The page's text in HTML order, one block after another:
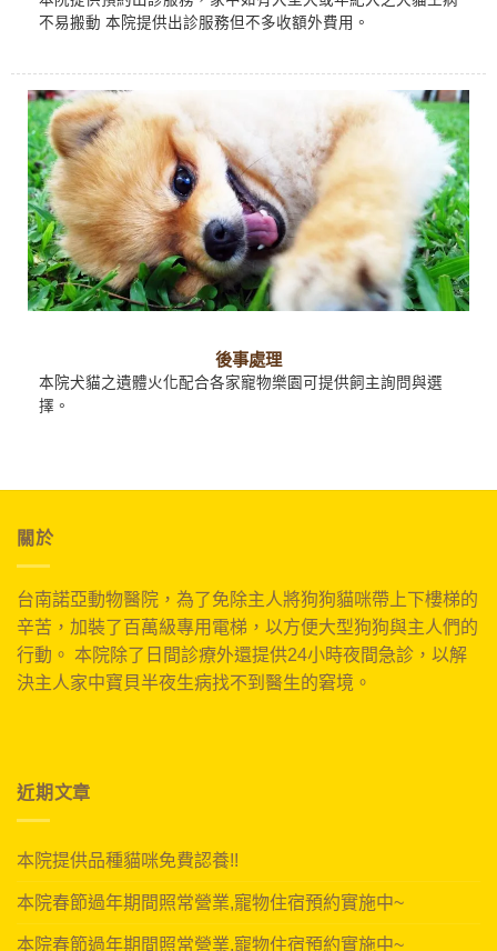
不易搬動 本院提供出診服務但不多收額外費用。
後事處理
本院犬貓之遺體火化配合各家寵物樂園可提供飼主詢問與選
擇。
關於
台南諾亞動物醫院，為了免除主人將狗狗貓咪帶上下樓梯的
辛苦，加裝了百萬級專用電梯，以方便大型狗狗與主人們的
行動。 本院除了日間診療外還提供24小時夜間急診，以解
決主人家中寶貝半夜生病找不到醫生的窘境。
近期文章
本院提供品種貓咪免費認養!!
本院春節過年期間照常營業,寵物住宿預約實施中~
本院春節過年期間照常營業,寵物住宿預約實施中~